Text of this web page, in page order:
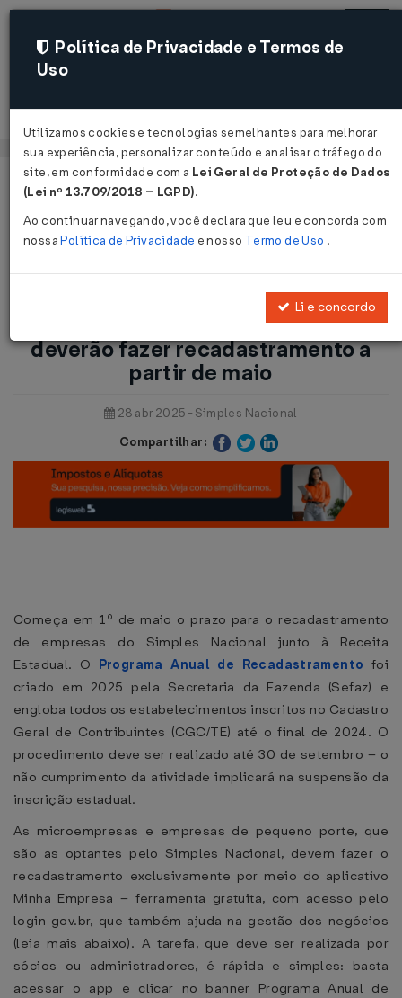
Acessar
Página Inicial
Notícias
recadastramento a partir de maio...
Voltar
RS: Empresas do Simples Nacional
deverão fazer recadastramento a
partir de maio
28 abr 2025 - Simples Nacional
Compartilhar:
Começa em 1º de maio o prazo para o recadastramento
de empresas do Simples Nacional junto à Receita
Estadual. O Programa Anual de Recadastramento foi
criado em 2025 pela Secretaria da Fazenda (Sefaz) e
engloba todos os estabelecimentos inscritos no Cadastro
Geral de Contribuintes (CGC/TE) até o final de 2024. O
procedimento deve ser realizado até 30 de setembro – o
não cumprimento da atividade implicará na suspensão da
inscrição estadual.
As microempresas e empresas de pequeno porte, que
são as optantes pelo Simples Nacional, devem fazer o
recadastramento exclusivamente por meio do aplicativo
Minha Empresa – ferramenta gratuita, com acesso pelo
login gov.br, que também ajuda na gestão dos negócios
(leia mais abaixo). A tarefa, que deve ser realizada por
sócios ou administradores, é rápida e simples: basta
acessar o app e clicar no banner Programa Anual de
Política de Privacidade e Termos de
Uso
Utilizamos cookies e tecnologias semelhantes para melhorar
sua experiência, personalizar conteúdo e analisar o tráfego do
site, em conformidade com a Lei Geral de Proteção de Dados
(Lei nº 13.709/2018 – LGPD).
Ao continuar navegando, você declara que leu e concorda com
nossaPolítica de Privacidade e nosso Termo de Uso .
Li e concordo